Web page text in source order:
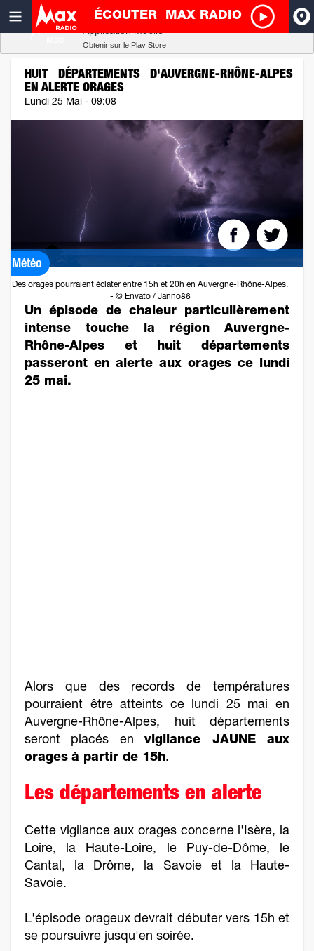
ÉCOUTER MAX RADIO
HUIT DÉPARTEMENTS D'AUVERGNE-RHÔNE-ALPES
EN ALERTE ORAGES
Lundi 25 Mai - 09:08
Météo
Des orages pourraient éclater entre 15h et 20h en Auvergne-Rhône-Alpes.
- © Envato / Janno86
Un épisode de chaleur particulièrement
intense touche la région Auvergne-
Rhône-Alpes et huit départements
passeront en alerte aux orages ce lundi
25 mai.
Alors que des records de températures
pourraient être atteints ce lundi 25 mai en
Auvergne-Rhône-Alpes, huit départements
seront placés envigilance JAUNE aux
orages à partir de 15h.
Les départements en alerte
Cette vigilance aux orages concerne l'Isère, la
Loire, la Haute-Loire, le Puy-de-Dôme, le
Cantal, la Drôme, la Savoie et la Haute-
Savoie.
L'épisode orageux devrait débuter vers 15h et
se poursuivre jusqu'en soirée.
Radio SCOOP
Obtenir sur le Play Store
Télécharger